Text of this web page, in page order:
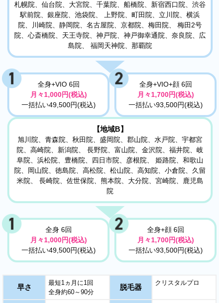
札幌院、仙台院、大宮院、千葉院、船橋院、新宿西口院、渋谷
駅前院、銀座院、池袋院、 上野院、町田院、立川院、横浜
院、川崎院、静岡院、名古屋院、京都院、梅田院、 梅田2号
院、心斎橋院、天王寺院、神戸院、神戸御幸通院、奈良院、広
島院、 福岡天神院、那覇院
全身+VIO 6回
月々1,000円(税込)
一括払い49,500円(税込)
全身+VIO+顔 6回
月々1,700円(税込)
一括払い93,500円(税込)
【地域B】
旭川院、青森院、秋田院、盛岡院、郡山院、水戸院、宇都宮
院、高崎院、新潟院、 長野院、富山院、金沢院、福井院、岐
阜院、浜松院、豊橋院、四日市院、彦根院、 姫路院、和歌山
院、岡山院、徳島院、高松院、松山院、高知院、小倉院、久留
米院、 長崎院、佐世保院、熊本院、大分院、宮崎院、鹿児島
院
全身 6回
月々1,000円(税込)
一括払い49,500円(税込)
全身+顔 6回
月々1,700円(税込)
一括払い93,500円(税込)
早さ
最短1ヵ月に1回
全身約60～90分
脱毛器
クリスタルプロ